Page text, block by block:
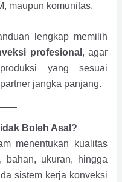
maupun komunitas.
lengkap memilih
profesional , agar
yang sesuai
jangka panjang.
Boleh Asal?
menentukan kualitas
bahan, ukuran, hingga
sistem kerja konveksi